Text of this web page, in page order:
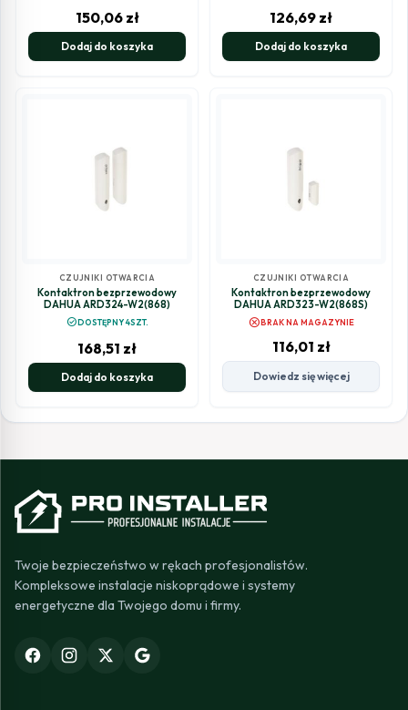
150,06 zł
Dodaj do koszyka
126,69 zł
Dodaj do koszyka
CZUJNIKI OTWARCIA
Kontaktron bezprzewodowy
DAHUA ARD324-W2(868)
check_circleDOSTĘPNY 4SZT.
168,51 zł
Dodaj do koszyka
CZUJNIKI OTWARCIA
Kontaktron bezprzewodowy
DAHUA ARD323-W2(868S)
cancelBRAK NA MAGAZYNIE
116,01 zł
Dowiedz się więcej
Twoje bezpieczeństwo w rękach profesjonalistów.
Kompleksowe instalacje niskoprądowe i systemy
energetyczne dla Twojego domu i firmy.